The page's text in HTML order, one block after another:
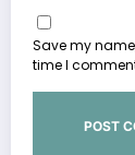
Save my
time I